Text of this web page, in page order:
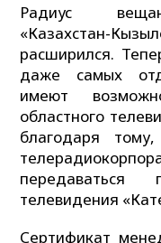
Радиус
«Казахстан-
расширился.
даже самых
имеют
областного
благодаря
передаваться
телевидения
Сертификат